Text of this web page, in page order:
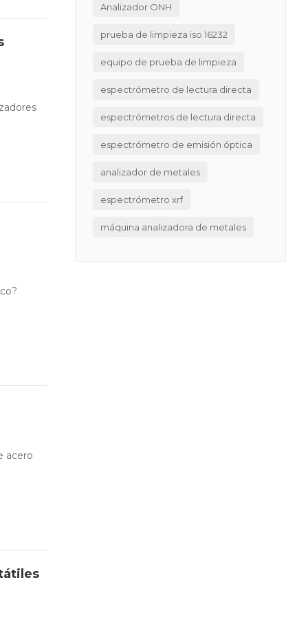
Analizador ONH
prueba de limpieza iso 16232
equipo de prueba de limpieza
espectrómetro de lectura directa
espectrómetros de lectura directa
espectrómetro de emisión óptica
analizador de metales
espectrómetro xrf
máquina analizadora de metales
acero